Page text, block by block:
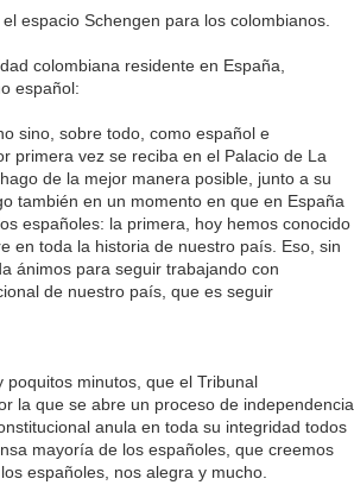
espacio Schengen para los colombianos.
colombiana residente en España,
español:
sino, sobre todo, como español e
primera vez se reciba en el Palacio de La
de la mejor manera posible, junto a su
también en un momento en que en España
españoles: la primera, hoy hemos conocido
en toda la historia de nuestro país. Eso, sin
ánimos para seguir trabajando con
de nuestro país, que es seguir
poquitos minutos, que el Tribunal
la que se abre un proceso de independencia
anula en toda su integridad todos
mayoría de los españoles, que creemos
españoles, nos alegra y mucho.